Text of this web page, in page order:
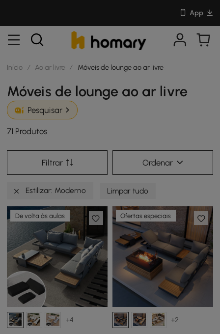
App
Início / Ao ar livre / Móveis de lounge ao ar livre
Móveis de lounge ao ar livre
Pesquisar
71 Produtos
Filtrar Ordenar
Estilizar: Moderno Limpar tudo
De volta às aulas
+4
Ofertas especiais
+2